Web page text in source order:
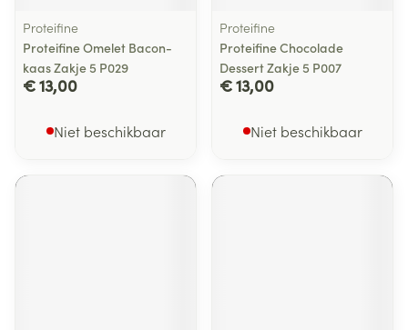
Proteifine
Proteifine Omelet Bacon-
kaas Zakje 5 P029
€ 13,00
Niet beschikbaar
Proteifine
Proteifine Chocolade
Dessert Zakje 5 P007
€ 13,00
Niet beschikbaar